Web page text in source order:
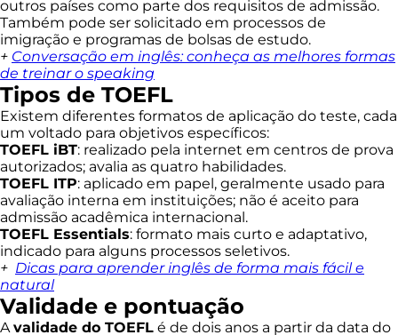
outros países como parte dos requisitos de admissão.
Também pode ser solicitado em processos de
imigração e programas de bolsas de estudo.
+ Conversação em inglês: conheça as melhores formas
de treinar o speaking
Tipos de TOEFL
Existem diferentes formatos de aplicação do teste, cada
um voltado para objetivos específicos:
TOEFL iBT: realizado pela internet em centros de prova
autorizados; avalia as quatro habilidades.
TOEFL ITP: aplicado em papel, geralmente usado para
avaliação interna em instituições; não é aceito para
admissão acadêmica internacional.
TOEFL Essentials: formato mais curto e adaptativo,
indicado para alguns processos seletivos.
+ Dicas para aprender inglês de forma mais fácil e
natural
Validade e pontuação
Avalidade do TOEFL é de dois anos a partir da data do